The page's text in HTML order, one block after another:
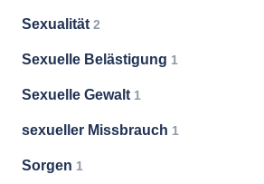
Sexualität 2
Sexuelle Belästigung 1
Sexuelle Gewalt 1
sexueller Missbrauch 1
Sorgen 1